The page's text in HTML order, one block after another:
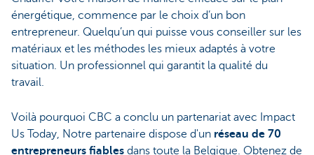
énergétique, commence par le choix d’un bon
entrepreneur. Quelqu’un qui puisse vous conseiller sur les
matériaux et les méthodes les mieux adaptés à votre
situation. Un professionnel qui garantit la qualité du
travail.
Voilà pourquoi CBC a conclu un partenariat avec Impact
Us Today, Notre partenaire dispose d'un réseau de 70
entrepreneurs fiables dans toute la Belgique. Obtenez de